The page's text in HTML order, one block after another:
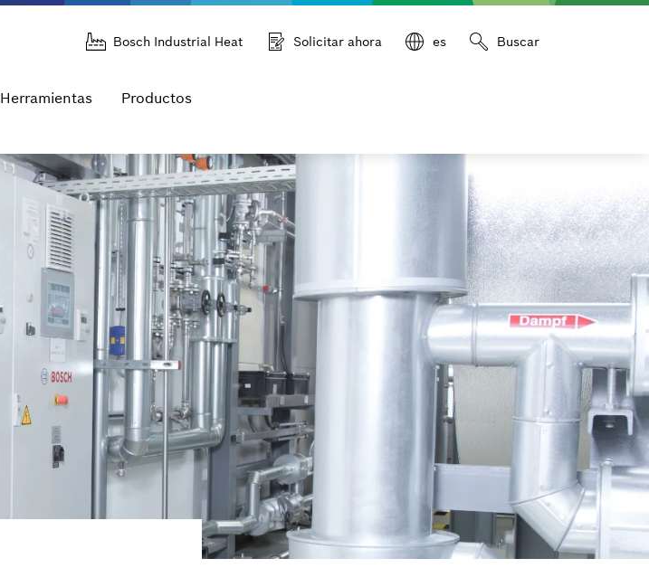
Bosch Industrial Heat Solicitar ahora es Buscar
Herramientas Productos